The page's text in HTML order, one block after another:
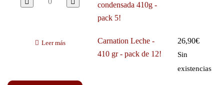
condensada 410g -
pack 5!
Leer más
Carnation Leche -
410 gr - pack de 12!
26,90€
Sin
existencias